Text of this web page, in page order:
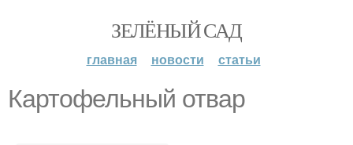
ЗЕЛЁНЫЙ САД
главная новости статьи
Картофельный отвар